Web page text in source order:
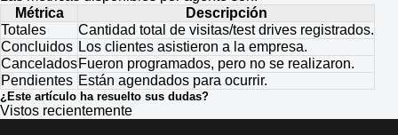
Métrica
Descripción
Totales
Cantidad total de visitas/test drives registrados.
Concluidos Los clientes asistieron a la empresa.
CanceladosFueron programados, pero no se realizaron.
Pendientes Están agendados para ocurrir.
¿Este artículo ha resuelto sus dudas?
Vistos recientemente